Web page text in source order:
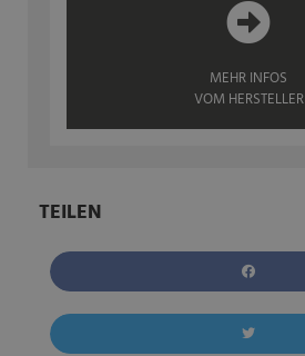
MEHR INFOS
VOM HERSTELLER
TEILEN